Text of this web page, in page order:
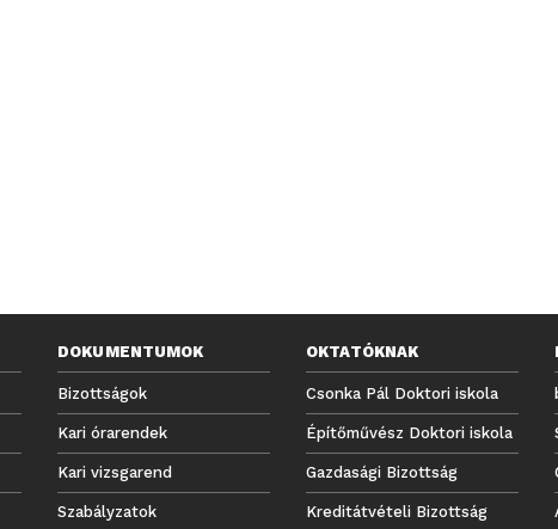
DOKUMENTUMOK
Bizottságok
Kari órarendek
Kari vizsgarend
Szabályzatok
OKTATÓKNAK
Csonka Pál Doktori iskola
Építőművész Doktori iskola
Gazdasági Bizottság
Kreditátvételi Bizottság